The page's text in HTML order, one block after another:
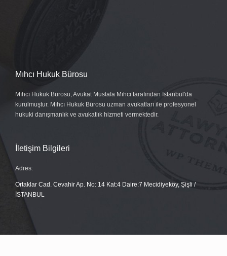
Mıhcı Hukuk Bürosu
Mıhcı Hukuk Bürosu, Avukat Mustafa Mıhcı tarafından İstanbul'da
kurulmuştur. Mıhcı Hukuk Bürosu uzman avukatları ile profesyonel
hukuki danışmanlık ve avukatlık hizmeti vermektedir.
İletişim Bilgileri
Adres:
Ortaklar Cad. Cevahir Ap. No: 14 Kat:4 Daire:7 Mecidiyeköy, Şişli /
İSTANBUL